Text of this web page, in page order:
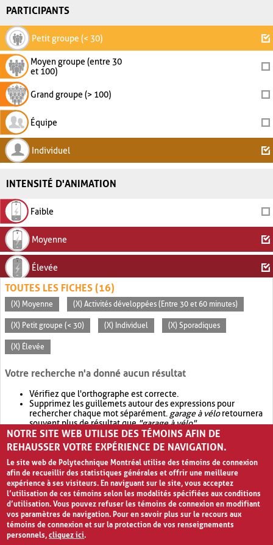
PARTICIPANTS
Petit groupe (< 30)
Moyen groupe (entre 30
et 100)
Grand groupe (> 100)
Équipe
Individuel
INTENSITÉ D'ANIMATION
Faible
Moyenne
Élevée
TOUTES LES FICHES (16)
(X) Moyenne (X) Activités développées (Entre 30 et 60 minutes)
(X) Petit groupe (< 30) (X) Individuel (X) Sporadiques
(X) Élevée
Votre recherche n'a donné aucun résultat
Vérifiez que l'orthographe est correcte.
Supprimez les guillemets autour des expressions pour
rechercher chaque mot séparément. garage à véloretournera
souvent plus de résultat que"garage à vélo".
Envisagez d'élargir votre recherche avec OR.garage OR vélo
retournera souvent plus de résultat quegarage à vélo
NOTRE SITE WEB UTILISE DES TÉMOINS AFIN DE
REHAUSSER VOTRE EXPÉRIENCE DE NAVIGATION.
Le site web de Polytechnique Montréal utilise des témoins de connexion
afin de recueillir des statistiques générales et offrir une meilleure
expérience à ses visiteurs. En naviguant sur le site, vous acceptez
l’utilisation de ces témoins selon les modalités spécifiées aux conditions
d’utilisation. Vous pouvez refuser les témoins de connexion en modifiant
vos paramètres de navigation. Pour en savoir plus sur le recours aux
témoins de connexion et sur la protection de vos renseignements
personnels,cliquez ici.